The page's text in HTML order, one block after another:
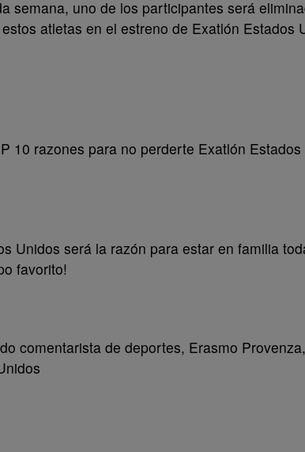
semana, uno de los participantes será
atletas en el estreno de Exatlón Estados
10 razones para no perderte Exatlón Estados
Unidos será la razón para estar en familia
favorito!
comentarista de deportes, Erasmo